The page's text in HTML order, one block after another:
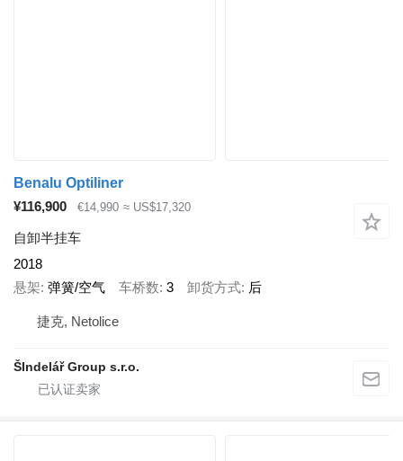
Benalu Optiliner
¥116,900
€14,990 ≈ US$17,320
自卸半挂车
2018
悬架 弹簧/空气 车桥数 3 卸货方式 后
捷克, Netolice
ŠIndelář Group s.r.o.